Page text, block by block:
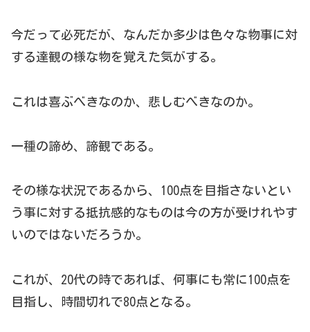
今だって必死だが、なんだか多少は色々な物事に対
する達観の様な物を覚えた気がする。
これは喜ぶべきなのか、悲しむべきなのか。
一種の諦め、諦観である。
その様な状況であるから、100点を目指さないとい
う事に対する抵抗感的なものは今の方が受けれやす
いのではないだろうか。
これが、20代の時であれば、何事にも常に100点を
目指し、時間切れで80点となる。